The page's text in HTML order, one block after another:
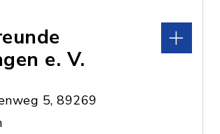
e. V.
5, 89269